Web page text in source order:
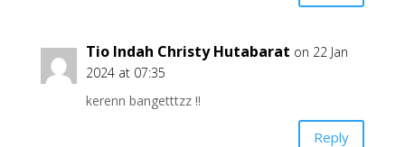
Tio Indah Christy Hutabarat on 22 Jan
2024 at 07:35
kerenn bangetttzz !!
Reply